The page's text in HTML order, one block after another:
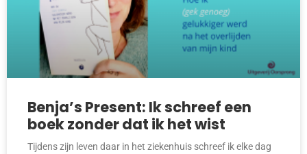
Benja’s Present: Ik schreef een
boek zonder dat ik het wist
Tijdens zijn leven daar in het ziekenhuis schreef ik elke dag